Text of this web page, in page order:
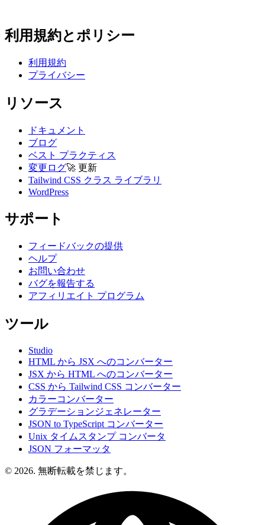
利用規約とポリシー
利用規約
プライバシー
リソース
ドキュメント
ブログ
ベスト プラクティス
変更ログ🚀 更新
Tailwind CSS クラス ライブラリ
WordPress
サポート
フィードバックの提供
ヘルプ
お問い合わせ
バグを報告する
アフィリエイト プログラム
ツール
Studio
HTML から JSX へのコンバーター
JSX から HTML へのコンバーター
CSS から Tailwind CSS コンバーター
カラーコンバーター
グラデーションジェネレーター
JSON to TypeScript コンバーター
Unix タイムスタンプ コンバータ
JSON フォーマッタ
© 2026. 無断転載を禁じます。